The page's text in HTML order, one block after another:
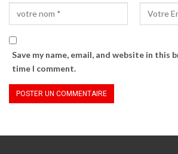
Save my name, email, and website in this
time I comment.